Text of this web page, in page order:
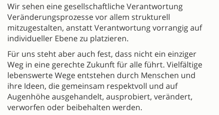
Wir sehen eine gesellschaftliche Verantwortung
Veränderungsprozesse vor allem strukturell
mitzugestalten, anstatt Verantwortung vorrangig auf
individueller Ebene zu platzieren.
Für uns steht aber auch fest, dass nicht ein einziger
Weg in eine gerechte Zukunft für alle führt. Vielfältige
lebenswerte Wege entstehen durch Menschen und
ihre Ideen, die gemeinsam respektvoll und auf
Augenhöhe ausgehandelt, ausprobiert, verändert,
verworfen oder beibehalten werden.